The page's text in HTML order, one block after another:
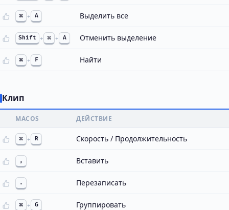
⌘ + A Выделить все
Shift + ⌘ + A Отменить выделение
⌘ + F Найти
Клип
MACOS ДЕЙСТВИЕ
⌘ + R Скорость / Продолжительность
, Вставить
. Перезаписать
⌘ + G Группировать